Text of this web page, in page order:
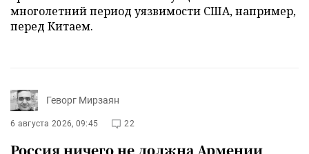
многолетний период уязвимости США, например,
перед Китаем.
Геворг Мирзаян
6 августа 2026, 09:45 22
Россия ничего не должна Армении